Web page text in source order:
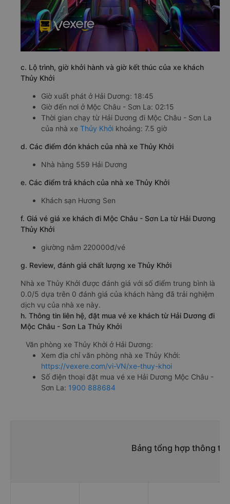
c. Lộ trình, giờ khởi hành và giờ kết thúc của xe khách
Thủy Khởi
Giờ xuất phát ở Hải Dương: 18:45
Giờ đến nơi ở Mộc Châu - Sơn La: 02:15
Thời gian chạy từ Hải Dương đi Mộc Châu - Sơn La
của nhà xe Thủy Khởi khoảng: 7.5 giờ
d. Các điểm đón khách của nhà xe Thủy Khởi
Nhà hàng 559 Hải Dương
e. Các điểm trả khách của nhà xe Thủy Khởi
Khách sạn Hương Sen
f. Giá vé giá xe khách đi Mộc Châu - Sơn La từ Hải Dương
Thủy Khởi
giường nằm 220000đ/vé
g. Review, đánh giá chất lượng xe Thủy Khởi
Nhà xe Thủy Khởi được đánh giá với số điểm trung bình là
0.0/5 dựa trên 0 đánh giá của khách hàng đã trải nghiệm
dịch vụ của nhà xe này.
h. Thông tin liên hệ, đặt mua vé xe khách từ Hải Dương đi
Mộc Châu - Sơn La Thủy Khởi
Văn phòng xe Thủy Khởi ở Hải Dương:
Xem địa chỉ văn phòng nhà xe Thủy Khởi:
https://vexere.com/vi-VN/xe-thuy-khoi
Số điện thoại đặt mua vé xe Hải Dương Mộc Châu -
Sơn La: 1900 888684
Bảng tổng hợp thông